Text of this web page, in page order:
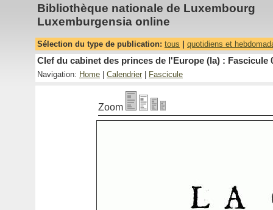
Bibliothèque nationale de Luxembourg
Luxemburgensia online
Sélection du type de publication: tous quotidiens et
Clef du cabinet des princes de l'Europe (la) : Fascicule
Navigation: Home Calendrier Fascicule
Zoom